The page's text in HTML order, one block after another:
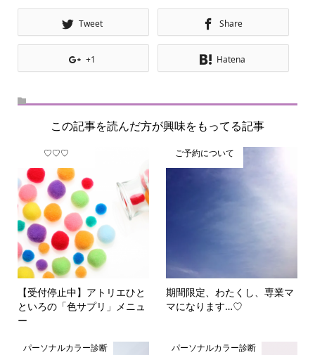
Tweet Share
+1 Hatena
この記事を読んだ方が興味をもってる記事
♡♡♡
【受付停止中】アトリエひと
といろの「色サプリ」メニュ
ー
ご予約について
期間限定、わたくし、専業マ
マになります…♡
パーソナルカラー診断 パーソナルカラー診断